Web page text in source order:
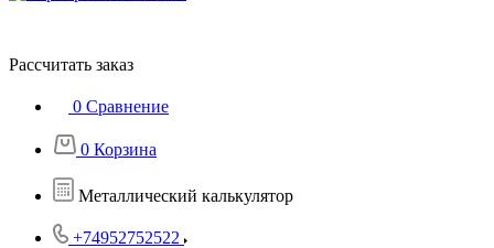
Рассчитать заказ
0 Сравнение
0 Корзина
Металлический калькулятор
+74952752522